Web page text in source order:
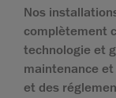
Nos
complètement
technologie et
maintenance
et des